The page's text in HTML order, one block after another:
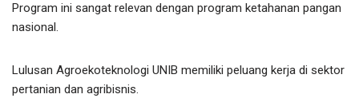
Program ini sangat relevan dengan program ketahanan pangan
nasional.
Lulusan Agroekoteknologi UNIB memiliki peluang kerja di sektor
pertanian dan agribisnis.